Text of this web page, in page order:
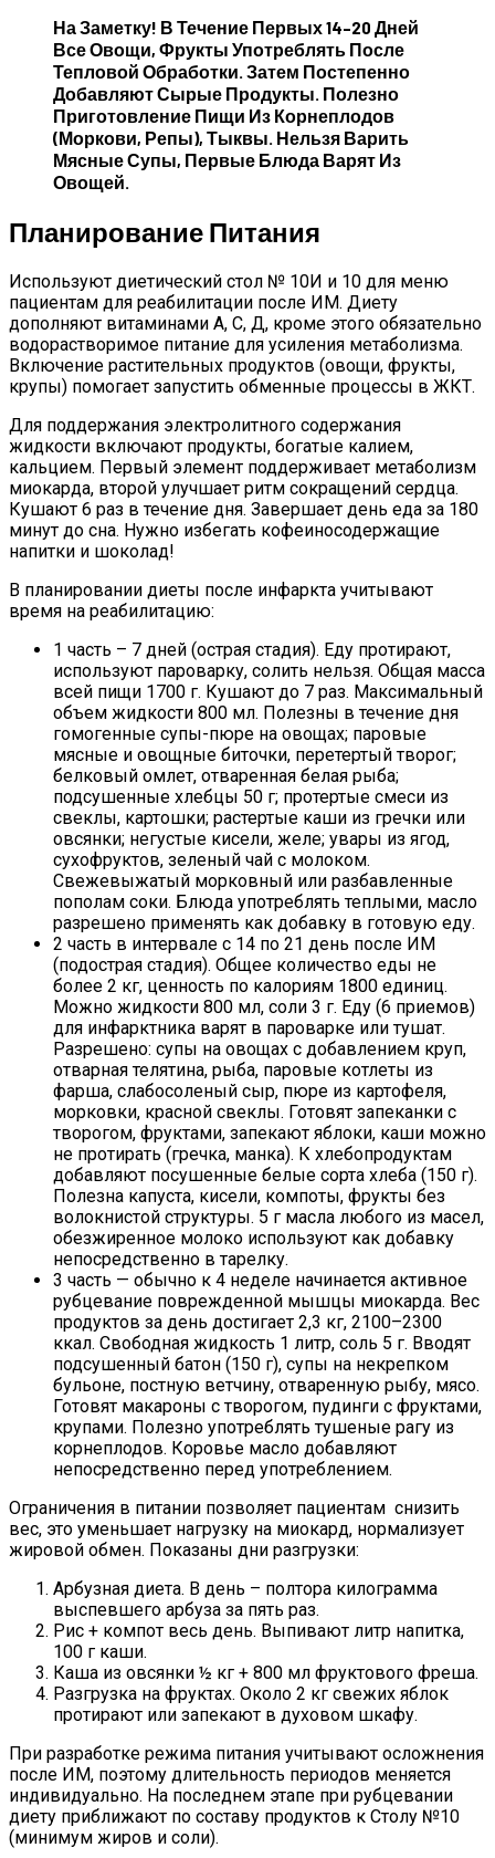
На Заметку! В Течение Первых 14–20 Дней
Все Овощи, Фрукты Употреблять После
Тепловой Обработки. Затем Постепенно
Добавляют Сырые Продукты. Полезно
Приготовление Пищи Из Корнеплодов
(моркови, Репы), Тыквы. Нельзя Варить
Мясные Супы, Первые Блюда Варят Из
Овощей.
Планирование Питания
Используют диетический стол № 10И и 10 для меню
пациентам для реабилитации после ИМ. Диету
дополняют витаминами А, С, Д, кроме этого обязательно
водорастворимое питание для усиления метаболизма.
Включение растительных продуктов (овощи, фрукты,
крупы) помогает запустить обменные процессы в ЖКТ.
Для поддержания электролитного содержания
жидкости включают продукты, богатые калием,
кальцием. Первый элемент поддерживает метаболизм
миокарда, второй улучшает ритм сокращений сердца.
Кушают 6 раз в течение дня. Завершает день еда за 180
минут до сна. Нужно избегать кофеиносодержащие
напитки и шоколад!
В планировании диеты после инфаркта учитывают
время на реабилитацию:
1 часть – 7 дней (острая стадия). Еду протирают,
используют пароварку, солить нельзя. Общая масса
всей пищи 1700 г. Кушают до 7 раз. Максимальный
объем жидкости 800 мл. Полезны в течение дня
гомогенные супы-пюре на овощах; паровые
мясные и овощные биточки, перетертый творог;
белковый омлет, отваренная белая рыба;
подсушенные хлебцы 50 г; протертые смеси из
свеклы, картошки; растертые каши из гречки или
овсянки; негустые кисели, желе; увары из ягод,
сухофруктов, зеленый чай с молоком.
Свежевыжатый морковный или разбавленные
пополам соки. Блюда употреблять теплыми, масло
разрешено применять как добавку в готовую еду.
2 часть в интервале с 14 по 21 день после ИМ
(подострая стадия). Общее количество еды не
более 2 кг, ценность по калориям 1800 единиц.
Можно жидкости 800 мл, соли 3 г. Еду (6 приемов)
для инфарктника варят в пароварке или тушат.
Разрешено: супы на овощах с добавлением круп,
отварная телятина, рыба, паровые котлеты из
фарша, слабосоленый сыр, пюре из картофеля,
морковки, красной свеклы. Готовят запеканки с
творогом, фруктами, запекают яблоки, каши можно
не протирать (гречка, манка). К хлебопродуктам
добавляют посушенные белые сорта хлеба (150 г).
Полезна капуста, кисели, компоты, фрукты без
волокнистой структуры. 5 г масла любого из масел,
обезжиренное молоко используют как добавку
непосредственно в тарелку.
3 часть — обычно к 4 неделе начинается активное
рубцевание поврежденной мышцы миокарда. Вес
продуктов за день достигает 2,3 кг, 2100–2300
ккал. Свободная жидкость 1 литр, соль 5 г. Вводят
подсушенный батон (150 г), супы на некрепком
бульоне, постную ветчину, отваренную рыбу, мясо.
Готовят макароны с творогом, пудинги с фруктами,
крупами. Полезно употреблять тушеные рагу из
корнеплодов. Коровье масло добавляют
непосредственно перед употреблением.
Ограничения в питании позволяет пациентам снизить
вес, это уменьшает нагрузку на миокард, нормализует
жировой обмен. Показаны дни разгрузки:
Арбузная диета. В день – полтора килограмма
выспевшего арбуза за пять раз.
Рис + компот весь день. Выпивают литр напитка,
100 г каши.
Каша из овсянки ½ кг + 800 мл фруктового фреша.
Разгрузка на фруктах. Около 2 кг свежих яблок
протирают или запекают в духовом шкафу.
При разработке режима питания учитывают осложнения
после ИМ, поэтому длительность периодов меняется
индивидуально. На последнем этапе при рубцевании
диету приближают по составу продуктов к Столу №10
(минимум жиров и соли).